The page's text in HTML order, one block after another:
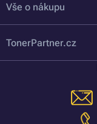
Vše o nákupu
TonerPartner.cz